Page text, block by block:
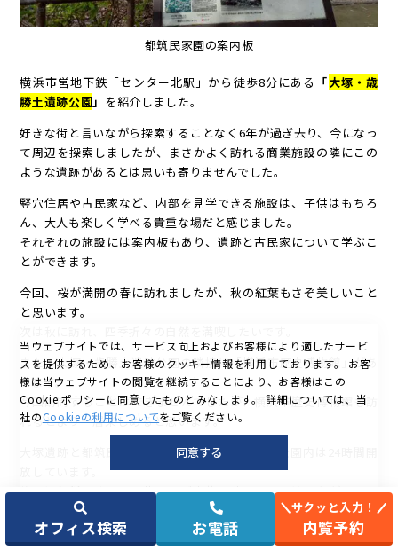
オフィス検索 お電話
サクッと入力！
内覧予約
都筑民家園の案内板
横浜市営地下鉄「センター北駅」から徒歩8分にある 「大塚・歳
勝土遺跡公園」 を紹介しました。
好きな街と言いながら探索することなく6年が過ぎ去り、今になっ
て周辺を探索しましたが、まさかよく訪れる商業施設の隣にこの
ような遺跡があるとは思いも寄りませんでした。
竪穴住居や古民家など、内部を見学できる施設は、子供はもちろ
ん、大人も楽しく学べる貴重な場だと感じました。
それぞれの施設には案内板もあり、遺跡と古民家について学ぶこ
とができます。
今回、桜が満開の春に訪れましたが、秋の紅葉もさぞ美しいこと
と思います。
また、大塚・歳勝土遺跡公園の隣接に「横浜市歴史博物館」があ
ります。
今回訪問することはできませんでしたが、横浜市歴史博物館も訪
れるとより一層楽しめると思います。
大塚遺跡と都筑民家園は休園日がありますが、公園内は24時間開
施設は無料ですので、休日にご家族で訪れてみてはいかがでしょ
当ウェブサイトでは、サービス向上およびお客様により適したサービ
スを提供するため、お客様のクッキー情報を利用しております。
お客
様は当ウェブサイトの閲覧を継続することにより、お客様はこの
Cookie ポリシーに同意したものとみなします。
詳細については、当
社のCookieの利用についてをご覧ください。
同意する